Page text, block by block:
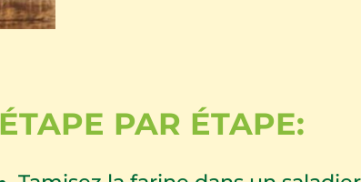
ÉTAPE PAR ÉTAPE: